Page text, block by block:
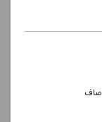
صاف